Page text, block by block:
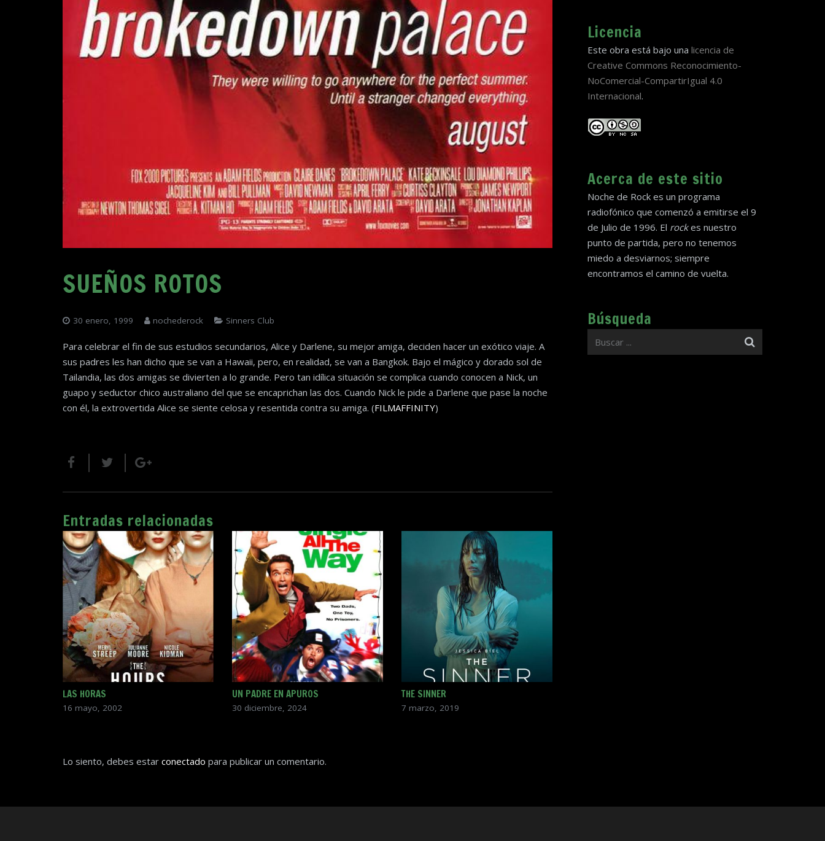
SUEÑOS ROTOS
30 enero, 1999 nochederock Sinners Club
Para celebrar el fin de sus estudios secundarios, Alice y Darlene, su mejor amiga, deciden hacer un exótico viaje. A
sus padres les han dicho que se van a Hawaii, pero, en realidad, se van a Bangkok. Bajo el mágico y dorado sol de
Tailandia, las dos amigas se divierten a lo grande. Pero tan idílica situación se complica cuando conocen a Nick, un
guapo y seductor chico australiano del que se encaprichan las dos. Cuando Nick le pide a Darlene que pase la noche
con él, la extrovertida Alice se siente celosa y resentida contra su amiga. (FILMAFFINITY)
Entradas relacionadas
LAS HORAS
16 mayo, 2002
UN PADRE EN APUROS
30 diciembre, 2024
THE SINNER
7 marzo, 2019
Lo siento, debes estar conectado para publicar un comentario.
Licencia
Este obra está bajo una licencia de
Creative Commons Reconocimiento-
NoComercial-CompartirIgual 4.0
Internacional.
Acerca de este sitio
Noche de Rock es un programa
radiofónico que comenzó a emitirse el 9
de Julio de 1996. El rockes nuestro
punto de partida, pero no tenemos
miedo a desviarnos; siempre
encontramos el camino de vuelta.
Búsqueda